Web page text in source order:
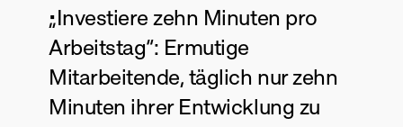
„Investiere zehn Minuten pro
Arbeitstag“: Ermutige
Mitarbeitende, täglich nur zehn
Minuten ihrer Entwicklung zu